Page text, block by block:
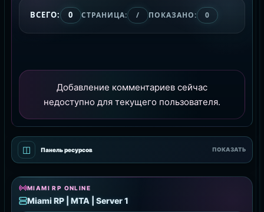
◫ Панель ресурсов ПОКАЗАТЬ
MIAMI RP ONLINE
Miami RP | MTA | Server 1
ВСЕГО: 0 СТРАНИЦА: / ПОКАЗАНО: 0
Добавление комментариев сейчас
недоступно для текущего пользователя.